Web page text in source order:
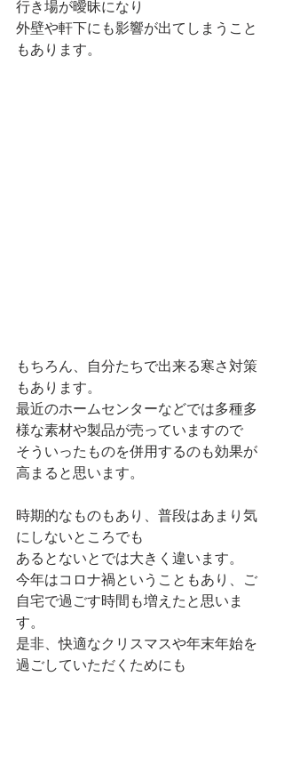
行き場が曖昧になり
外壁や軒下にも影響が出てしまうこと
もあります。
もちろん、自分たちで出来る寒さ対策
もあります。
最近のホームセンターなどでは多種多
様な素材や製品が売っていますので
そういったものを併用するのも効果が
高まると思います。
時期的なものもあり、普段はあまり気
にしないところでも
あるとないとでは大きく違います。
今年はコロナ禍ということもあり、ご
自宅で過ごす時間も増えたと思いま
す。
是非、快適なクリスマスや年末年始を
過ごしていただくためにも